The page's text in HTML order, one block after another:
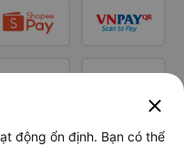
close
động ổn định. Bạn có thể